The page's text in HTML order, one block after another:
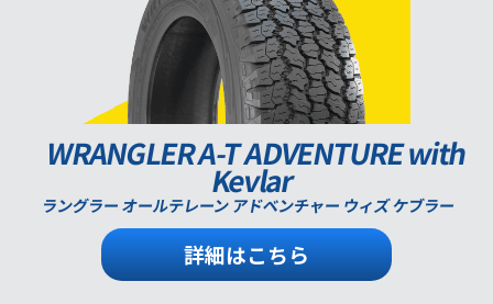
WRANGLER A-T ADVENTURE with
Kevlar
ラングラー オールテレーン アドベンチャー ウィズ ケブラー
詳細はこちら